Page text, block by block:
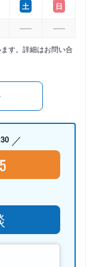
土
日
す。詳細はお問い合